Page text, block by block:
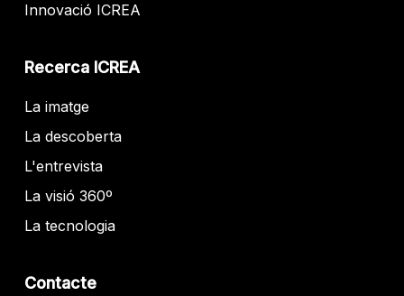
Innovació ICREA
Recerca ICREA
La imatge
La descoberta
L'entrevista
La visió 360º
La tecnologia
Contacte